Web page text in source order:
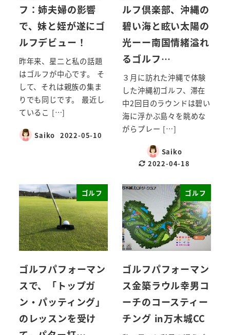
フ：姉夫婦の影響
で、妹と姪が遂にゴ
ルフデビュー！
昨年来、星二と私の話題
はゴルフが中心です。 そ
して、それは親族の集ま
りでも同じです。 最近し
ているこ […]
Saiko 2022-05-10
ルフ倶楽部、沖縄の
碧い海と眩い太陽の
光ーー南国情緒溢れ
るゴルフ…
３月に訪れた沖縄で体験
した沖縄初ゴルフ、滞在
中2回目のラウンドは碧い
海に浮かぶ島々を眺めな
がらプレー […]
Saiko
2022-04-18
ゴルフ
ゴルフパフォーマン
スで、「トップガ
ン・パッティング」
のレッスンを受け
ゴルフ
ゴルフパフォーマン
ス金築ラウル幸男コ
ーチのコースティー
チング in万木城CC